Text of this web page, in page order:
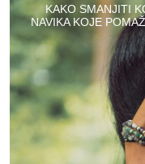
KAKO SMANJITI
NAVIKA KOJE